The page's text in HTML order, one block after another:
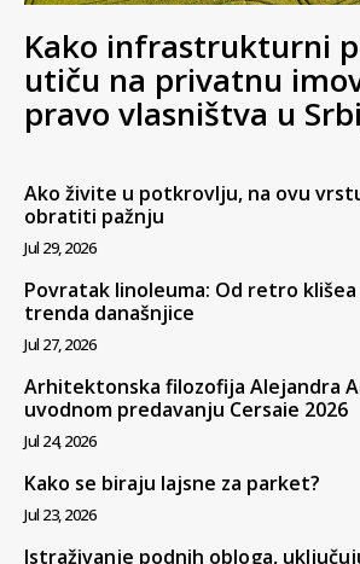
Kako infrastrukturni
utiču na privatnu
pravo vlasništva u
Ako živite u potkrovlju, na ovu
obratiti pažnju
Jul 29, 2026
Povratak linoleuma: Od retro
trenda današnjice
Jul 27, 2026
Arhitektonska filozofija Alejandra
uvodnom predavanju Cersaie 2026
Jul 24, 2026
Kako se biraju lajsne za parket?
Jul 23, 2026
Istraživanje podnih obloga,